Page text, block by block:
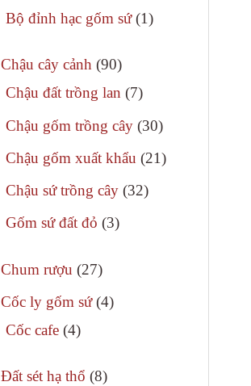
sản
Bộ đỉnh hạc gốm sứ 11
Chậu cây cảnh 9090
sản
Chậu đất trồng lan 77
phẩm
Chậu gốm trồng cây 3030
phẩm
Chậu gốm xuất khẩu 2121
Chậu sứ trồng cây 3232
Gốm sứ đất đỏ 33
Chum rượu 2727
phẩm
Cốc ly gốm sứ 44
Cốc cafe 44
phẩm
Đất sét hạ thổ 88